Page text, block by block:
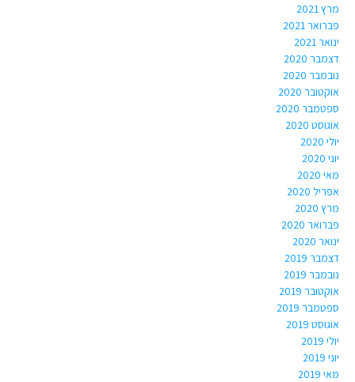
מרץ 2021
פברואר 2021
ינואר 2021
דצמבר 2020
נובמבר 2020
אוקטובר 2020
ספטמבר 2020
אוגוסט 2020
יולי 2020
יוני 2020
מאי 2020
אפריל 2020
מרץ 2020
פברואר 2020
ינואר 2020
דצמבר 2019
נובמבר 2019
אוקטובר 2019
ספטמבר 2019
אוגוסט 2019
יולי 2019
יוני 2019
מאי 2019